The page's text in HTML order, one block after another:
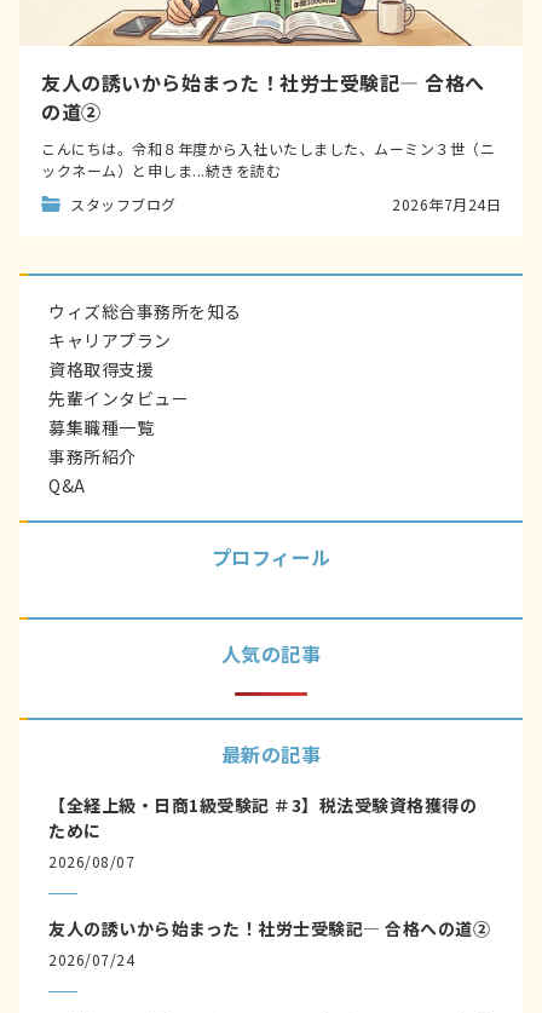
友人の誘いから始まった！社労士受験記― 合格へ
の道②
こんにちは。令和８年度から入社いたしました、ムーミン３世（ニ
ックネーム）と申しま...続きを読む
スタッフブログ
2026年7月24日
ウィズ総合事務所を知る
キャリアプラン
資格取得支援
先輩インタビュー
募集職種一覧
事務所紹介
Q&A
プロフィール
人気の記事
最新の記事
【全経上級・日商1級受験記 ＃3】税法受験資格獲得の
ために
2026/08/07
友人の誘いから始まった！社労士受験記― 合格への道②
2026/07/24